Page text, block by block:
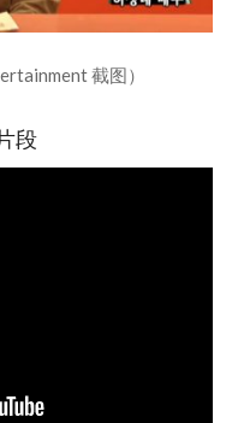
截图）
段